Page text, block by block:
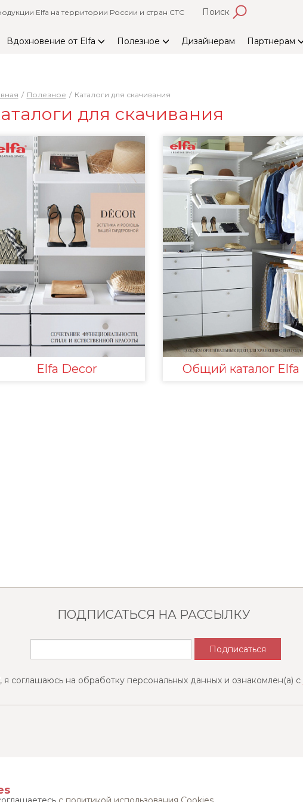
Elfa на территории России и стран СТС Поиск
Вдохновение от Elfa Полезное Дизайнерам Партнерам
Полезное Каталоги для скачивания
для скачивания
Elfa Decor Общий каталог Elfa
ПОДПИСАТЬСЯ НА РАССЫЛКУ
соглашаюсь на обработку персональных данных и ознакомлен(a) с